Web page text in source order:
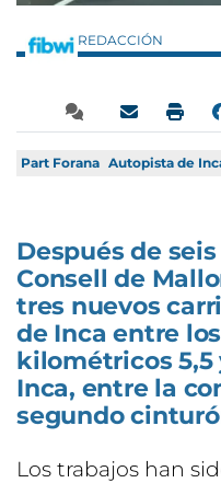
REDACCIÓN
Part Forana Autopista de
Después de
Consell de
tres nuevos
de Inca entre
kilométricos 5,5
Inca, entre la
segundo
Los trabajos han